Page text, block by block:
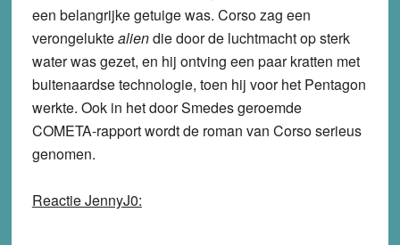
een belangrijke getuige was. Corso zag een
verongeluktealiendie door de luchtmacht op sterk
water was gezet, en hij ontving een paar kratten met
buitenaardse technologie, toen hij voor het Pentagon
werkte. Ook in het door Smedes geroemde
COMETA-rapport wordt de roman van Corso serieus
genomen.
Reactie JennyJ0: